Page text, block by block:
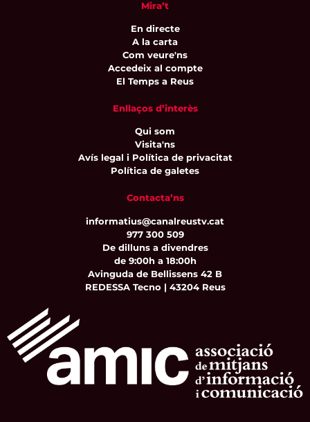
Mira’t
En directe
A la carta
Com veure'ns
Accedeix al compte
El Temps a Reus
Enllaços d’interès
Qui som
Visita'ns
Avís legal i Política de privacitat
Política de galetes
Contacta’ns
informatius@canalreustv.cat
977 300 509
De dilluns a divendres
de 9:00h a 18:00h
Avinguda de Bellissens 42 B
REDESSA Tecno | 43204 Reus